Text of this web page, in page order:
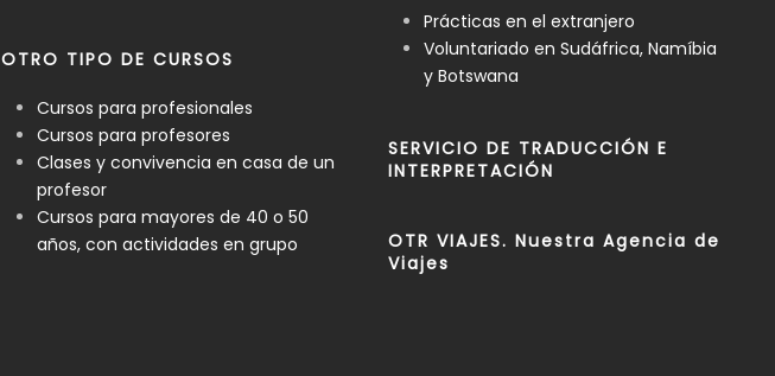
OTRO TIPO DE CURSOS
Cursos para profesionales
Cursos para profesores
Clases y convivencia en casa de un
profesor
Cursos para mayores de 40 o 50
años, con actividades en grupo
Prácticas en el extranjero
Voluntariado en Sudáfrica, Namíbia
y Botswana
SERVICIO DE TRADUCCIÓN E
INTERPRETACIÓN
OTR VIAJES. Nuestra Agencia de
Viajes